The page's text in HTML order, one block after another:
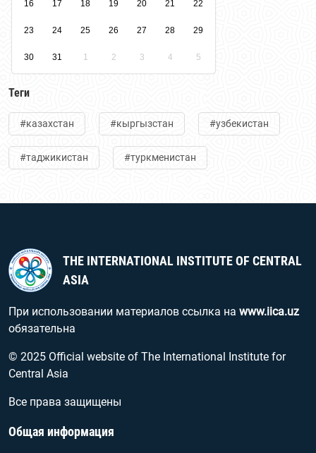
16 17 18 19 20 21 22
23 24 25 26 27 28 29
30 31 1 2 3 4 5
Теги
#казахстан #кыргызстан #узбекистан
#таджикистан #туркменистан
THE INTERNATIONAL INSTITUTE OF CENTRAL
ASIA
При использовании материалов ссылка на www.iica.uz
обязательна
© 2025 Official website of The International Institute for
Central Asia
Все права защищены
Общая информация